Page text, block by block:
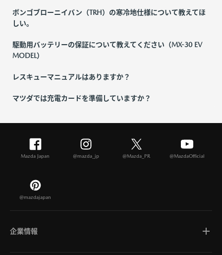
ボンゴブローニイバン（TRH）の寒冷地仕様について教えてほ
しい。
駆動用バッテリーの保証について教えてください（MX-30 EV
MODEL）
レスキューマニュアルはありますか？
マツダでは充電カードを準備していますか？
Mazda Japan @mazda_jp @Mazda_PR @MazdaOfficial
@mazdajapan
企業情報